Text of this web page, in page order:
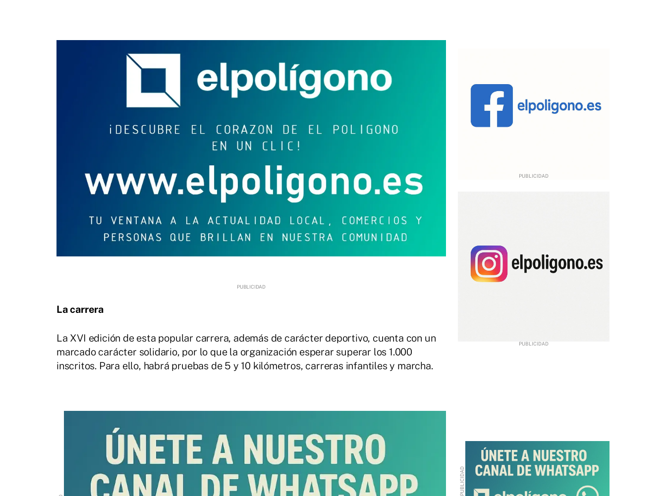
La carrera
La XVI edición de esta popular carrera, además de carácter deportivo, cuenta con un
marcado carácter solidario, por lo que la organización esperar superar los 1.000
inscritos. Para ello, habrá pruebas de 5 y 10 kilómetros, carreras infantiles y marcha.